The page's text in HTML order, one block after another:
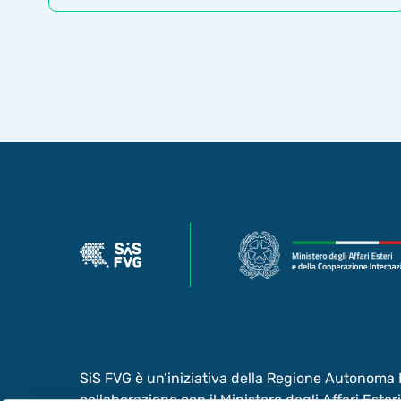
SiS FVG è un’iniziativa della Regione